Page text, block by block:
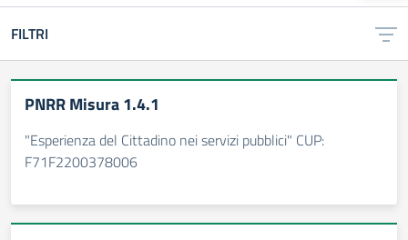
FILTRI
PNRR Misura 1.4.1
"Esperienza del Cittadino nei servizi pubblici" CUP:
F71F2200378006